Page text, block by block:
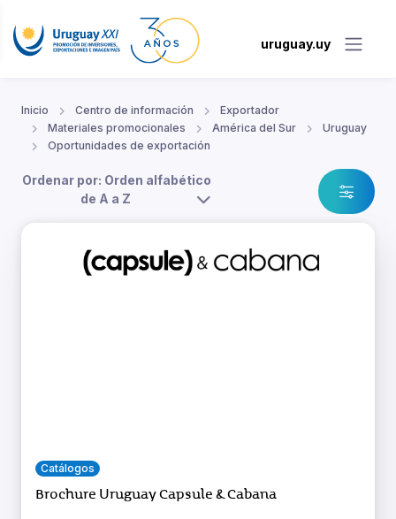
uruguay.uy
Inicio Centro de información
Exportador
Materiales promocionales
América del Sur
Uruguay
Oportunidades de exportación
Ordenar por: Orden alfabético
de A a Z
Catálogos
Brochure Uruguay Capsule & Cabana